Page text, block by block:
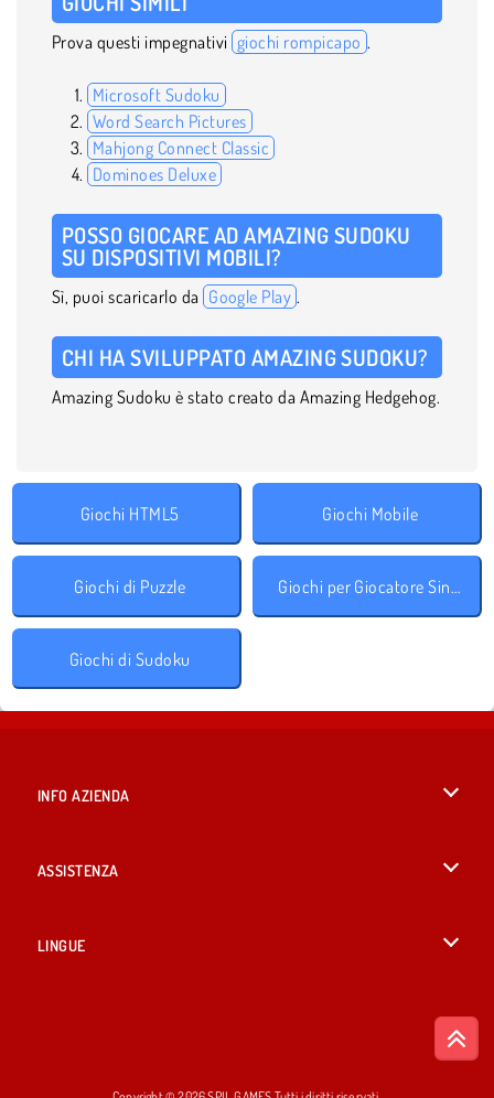
Prova questi impegnativi giochi rompicapo .
Microsoft Sudoku
Word Search Pictures
Mahjong Connect Classic
Dominoes Deluxe
POSSO GIOCARE AD AMAZING SUDOKU
SU DISPOSITIVI MOBILI?
Sì, puoi scaricarlo da Google Play .
CHI HA SVILUPPATO AMAZING SUDOKU?
Amazing Sudoku è stato creato da Amazing Hedgehog.
Giochi HTML5 Giochi Mobile
Giochi di Puzzle Giochi per Giocatore Singolo
Giochi di Sudoku
INFO AZIENDA
ASSISTENZA
LINGUE